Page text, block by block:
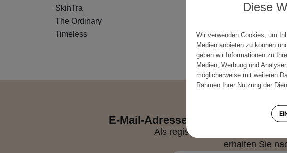
Diese
Wir verwenden Cookies, um
Medien anbieten zu können
geben wir Informationen zu
Medien, Werbung und
möglicherweise mit weiteren
Rahmen Ihrer Nutzung der
SkinTra
The Ordinary
Timeless
E-Mail-Adresse eingeben,
Als registrierter Kunde, der die
erhalten Sie